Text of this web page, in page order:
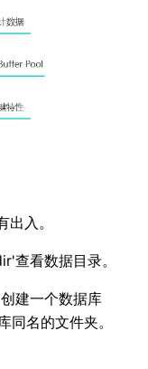
入。
查看数据目录。
建一个数据库
同名的文件夹。